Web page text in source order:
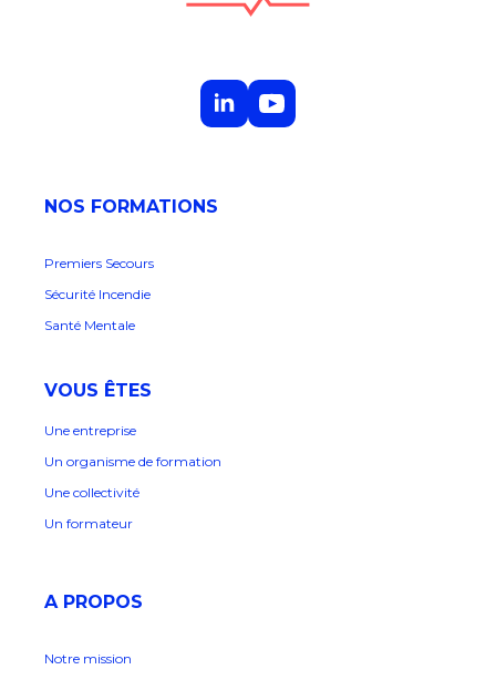
NOS FORMATIONS
Premiers Secours
Sécurité Incendie
Santé Mentale
VOUS ÊTES
Une entreprise
Un organisme de formation
Une collectivité
Un formateur
A PROPOS
Notre mission